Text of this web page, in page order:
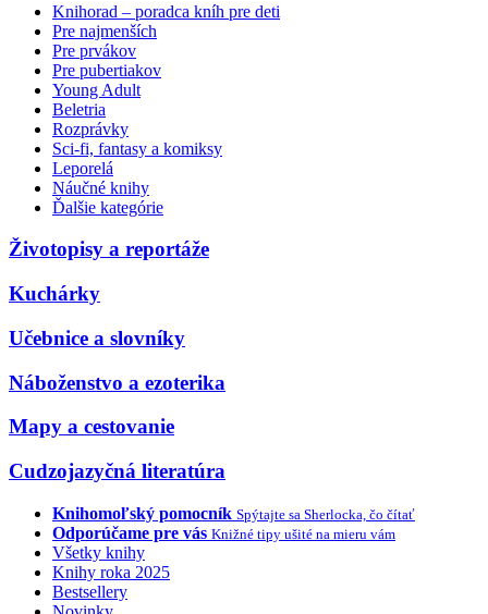
Knihorad – poradca kníh pre deti
Pre najmenších
Pre prvákov
Pre pubertiakov
Young Adult
Beletria
Rozprávky
Sci-fi, fantasy a komiksy
Leporelá
Náučné knihy
Ďalšie kategórie
Životopisy a reportáže
Kuchárky
Učebnice a slovníky
Náboženstvo a ezoterika
Mapy a cestovanie
Cudzojazyčná literatúra
Knihomoľský pomocník Spýtajte sa Sherlocka, čo čítať
Odporúčame pre vás Knižné tipy ušité na mieru vám
Všetky knihy
Knihy roka 2025
Bestsellery